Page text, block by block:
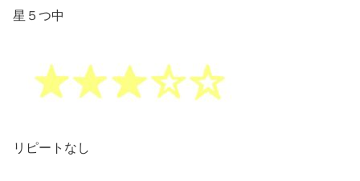
星５つ中
リピートなし